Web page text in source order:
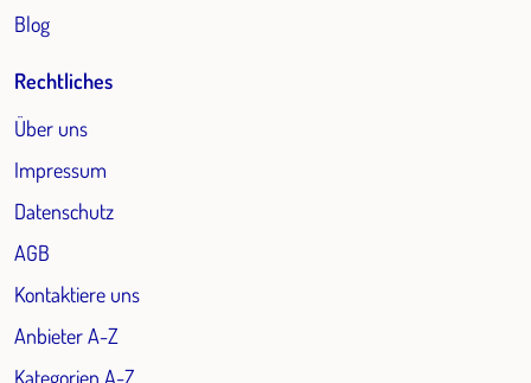
Blog
Rechtliches
Über uns
Impressum
Datenschutz
AGB
Kontaktiere uns
Anbieter A-Z
Kategorien A-Z